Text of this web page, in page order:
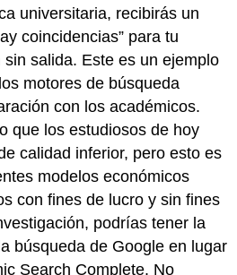
universitaria, recibirás un
coincidencias” para tu
salida. Este es un ejemplo
motores de búsqueda
con los académicos.
que los estudiosos de hoy
calidad inferior, pero esto es
modelos económicos
con fines de lucro y sin fines
podrías tener la
búsqueda de Google en lugar
Search Complete. No